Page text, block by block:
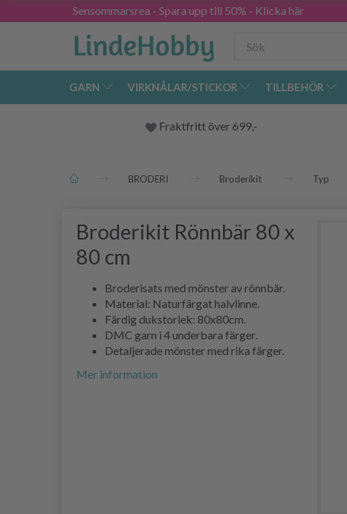
Sensommarsrea - Spara upp till 50% - Klicka här
GARN VIRKNÅLAR/STICKOR TILLBEHÖR
Fraktfritt över 699,-
BRODERI Broderikit Typ
Broderikit Rönnbär 80 x
80 cm
Broderisats med mönster av rönnbär.
Material: Naturfärgat halvlinne.
Färdig dukstorlek: 80x80cm.
DMC garn i 4 underbara färger.
Detaljerade mönster med rika färger.
Mer information